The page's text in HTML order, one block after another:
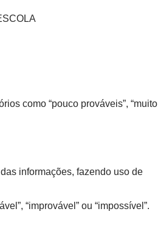
como “pouco prováveis”, “muito
informações, fazendo uso de
“improvável” ou “impossível”.